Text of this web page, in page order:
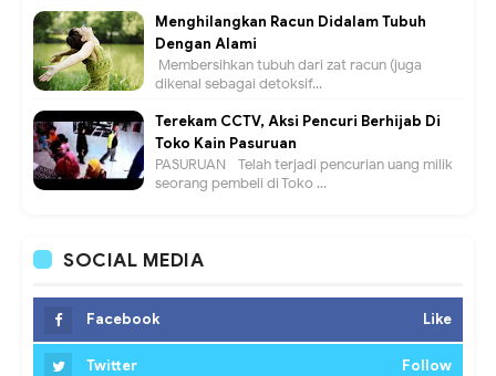
Menghilangkan Racun Didalam Tubuh
Dengan Alami
Membersihkan tubuh dari zat racun (juga
dikenal sebagai detoksif...
Terekam CCTV, Aksi Pencuri Berhijab Di
Toko Kain Pasuruan
PASURUAN - Telah terjadi pencurian uang milik
seorang pembeli di Toko ...
SOCIAL MEDIA
Facebook Like
Twitter Follow